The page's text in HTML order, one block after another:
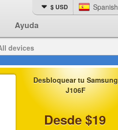
Ayuda
$ USD Spanish
devices
Desbloquear tu Samsung
J106F
Desde $19